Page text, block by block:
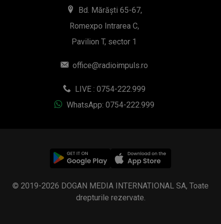
Bd. Mărăști 65-67,
Romexpo Intrarea C,
Pavilion T, sector 1
office@radioimpuls.ro
LIVE : 0754-222.999
WhatsApp: 0754-222.999
© 2019-2026 DOGAN MEDIA INTERNATIONAL SA, Toate
drepturile rezervate.